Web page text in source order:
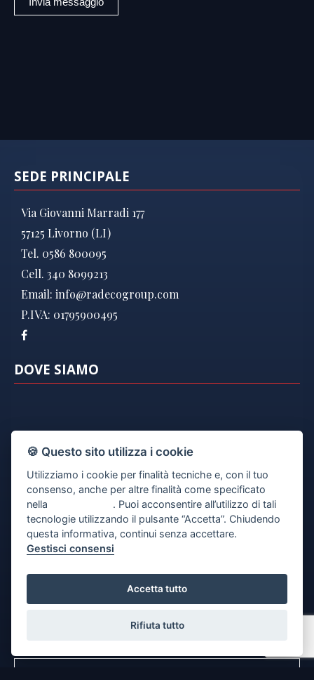
SEDE PRINCIPALE
Via Giovanni Marradi 177
57125 Livorno (LI)
Tel. 0586 800095
Cell. 340 8099213
Email: info@radecogroup.com
P.IVA: 01795900495
DOVE SIAMO
🍪 Questo sito utilizza i cookie
Utilizziamo i cookie per finalità tecniche e, con il tuo
consenso, anche per altre finalità come specificato
nella
. Puoi acconsentire all’utilizzo di tali
tecnologie utilizzando il pulsante “Accetta”. Chiudendo
questa informativa, continui senza accettare.
Gestisci consensi
Accetta tutto
Rifiuta tutto